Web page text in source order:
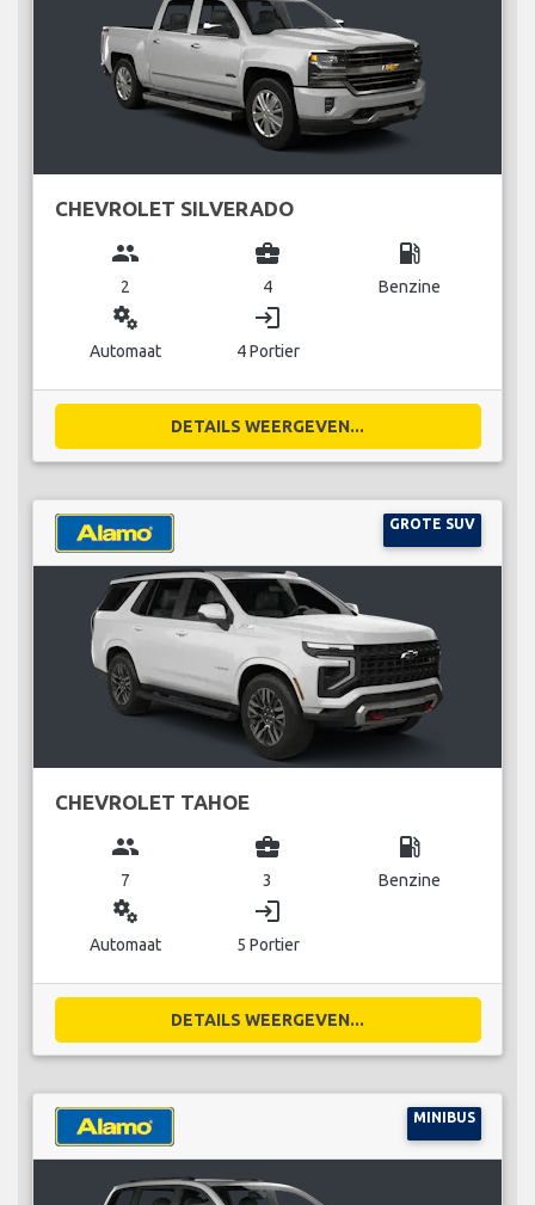
CHEVROLET SILVERADO
group
2
business_center
4
local_gas_station
Benzine
miscellaneous_services
Automaat
login
4 Portier
DETAILS WEERGEVEN...
GROTE SUV
CHEVROLET TAHOE
group
7
business_center
3
local_gas_station
Benzine
miscellaneous_services
Automaat
login
5 Portier
DETAILS WEERGEVEN...
MINIBUS